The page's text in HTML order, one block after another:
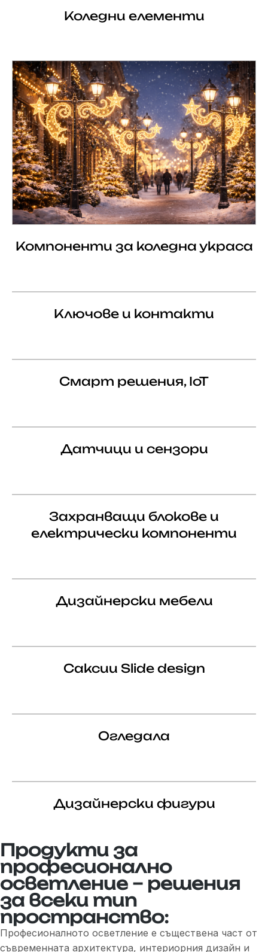
Коледни елементи
Компоненти за коледна украса
Ключове и контакти
Смарт решения, IoT
Датчици и сензори
Захранващи блокове и
електрически компоненти
Дизайнерски мебели
Саксии Slide design
Огледала
Дизайнерски фигури
Продукти за
професионално
осветление – решения
за всеки тип
пространство:
Професионалното осветление е съществена част от
съвременната архитектура, интериорния дизайн и